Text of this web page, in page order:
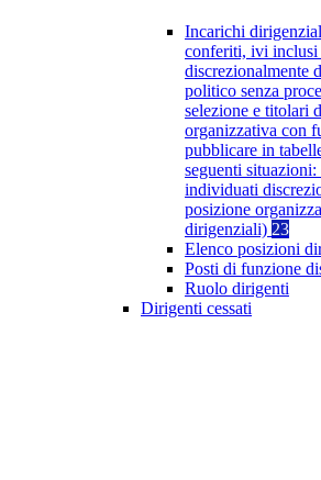
Incarichi
conferiti, ivi
discrezionalmente
politico senza
selezione e titolari
organizzativa con
pubblicare in
seguenti
individuati
posizione
dirigenziali) 23
Elenco posizioni
Posti di funzione
Ruolo dirigenti
Dirigenti cessati